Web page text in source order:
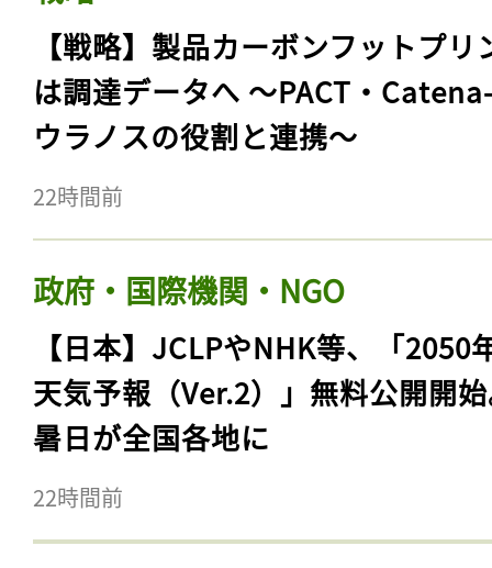
【戦略】製品カーボンフットプリ
は調達データへ 〜PACT・
ウラノスの役割と連携〜
22時間前
政府・国際機関・NGO
【日本】JCLPやNHK等、「2050
天気予報（Ver.2）」無料公開開
暑日が全国各地に
22時間前